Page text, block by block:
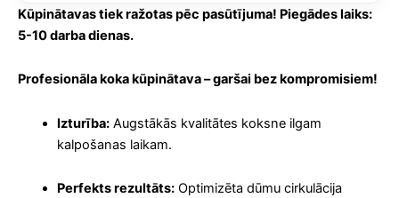
Kūpinātavas tiek ražotas pēc pasūtījuma! Piegādes laiks:
5-10 darba dienas.
Profesionāla koka kūpinātava – garšai bez kompromisiem!
Izturība:Augstākās kvalitātes koksne ilgam
kalpošanas laikam.
Perfekts rezultāts:Optimizēta dūmu cirkulācija